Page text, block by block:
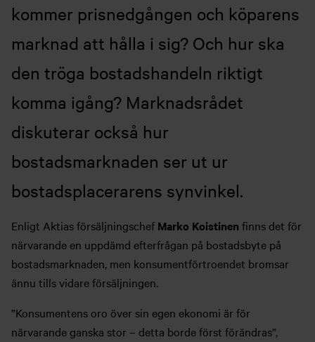
kommer prisnedgången och köparens
marknad att hålla i sig? Och hur ska
den tröga bostadshandeln riktigt
komma igång? Marknadsrådet
diskuterar också hur
bostadsmarknaden ser ut ur
bostadsplacerarens synvinkel.
Enligt Aktias försäljningschef Marko Koistinen finns det för
närvarande en uppdämd efterfrågan på bostadsbyte på
bostadsmarknaden, men konsumentförtroendet bromsar
ännu tills vidare försäljningen.
”Konsumentens oro över sin egen ekonomi är för
närvarande ganska stor – detta borde först förändras”,